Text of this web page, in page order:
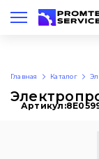
Рус
Главная Каталог
Артикул: